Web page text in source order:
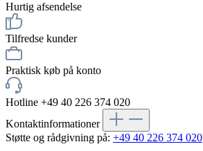
Hurtig afsendelse
Tilfredse kunder
Praktisk køb på konto
Hotline +49 40 226 374 020
Kontaktinformationer
Støtte og rådgivning på: +49 40 226 374 020